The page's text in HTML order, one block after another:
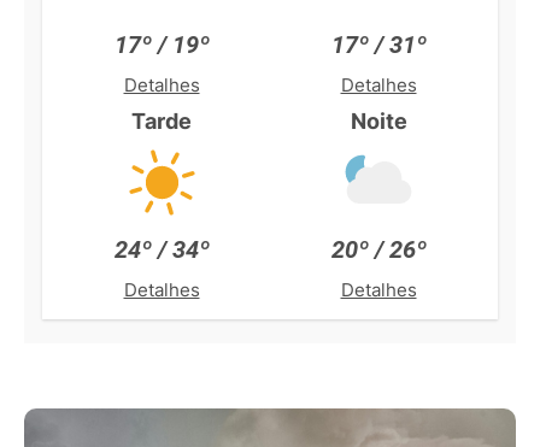
17º / 19º
Detalhes
17º / 31º
Detalhes
Tarde
24º / 34º
Detalhes
Noite
20º / 26º
Detalhes